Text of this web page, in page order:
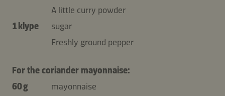
A little curry powder
1 klype
sugar
Freshly ground pepper
For the coriander mayonnaise:
60 g
mayonnaise